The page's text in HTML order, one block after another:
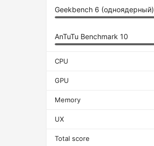
Geekbench 6 (одноядерный)
AnTuTu Benchmark 10
CPU
GPU
Memory
UX
Total score